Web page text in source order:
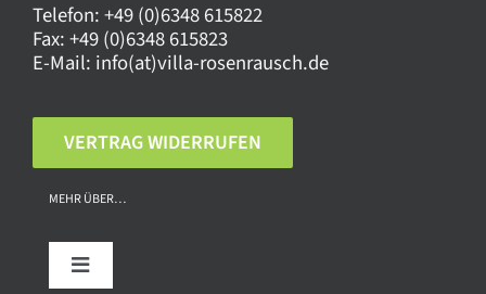
Telefon:+49 (0)6348 615822
Fax:+49 (0)6348 615823
E-Mail: info(at)villa-rosenrausch.de
VERTRAG WIDERRUFEN
MEHR ÜBER…
Toggle